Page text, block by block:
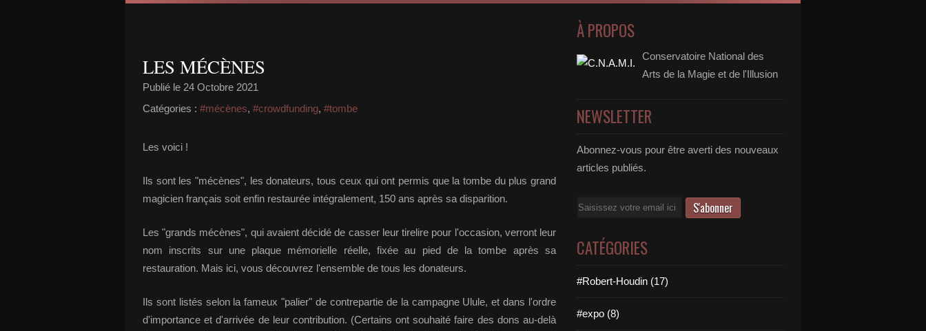
LES MÉCÈNES
Publié le 24 Octobre 2021
Catégories : #mécènes, #crowdfunding, #tombe
Les voici !
Ils sont les "mécènes", les donateurs, tous ceux qui ont permis que la tombe du plus grand
magicien français soit enfin restaurée intégralement, 150 ans après sa disparition.
Les "grands mécènes", qui avaient décidé de casser leur tirelire pour l'occasion, verront leur
nom inscrits sur une plaque mémorielle réelle, fixée au pied de la tombe après sa
restauration. Mais ici, vous découvrez l'ensemble de tous les donateurs.
Ils sont listés selon la fameux "palier" de contrepartie de la campagne Ulule, et dans l'ordre
d'importance et d'arrivée de leur contribution. (Certains ont souhaité faire des dons au-delà
À PROPOS
Conservatoire National des
Arts de la Magie et de l'Illusion
NEWSLETTER
Abonnez-vous pour être averti des nouveaux
articles publiés.
Email
CATÉGORIES
#Robert-Houdin (17)
#expo (8)